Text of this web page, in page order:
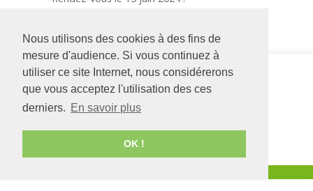
Nous utilisons des cookies à des fins de
mesure d'audience. Si vous continuez à
utiliser ce site Internet, nous considérerons
que vous acceptez l'utilisation des ces
derniers. En savoir plus
OK !
Siège social
126 rue Saint Léonard
49018Angers
02 41 68 98 50
www.adapei49.asso.fr
DIME Europe
54 avenue de
02 41 44 80 08